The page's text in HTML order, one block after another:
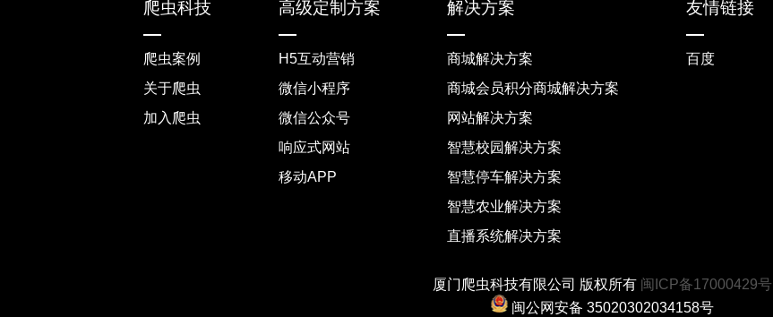
爬虫科技
爬虫案例
关于爬虫
加入爬虫
高级定制方案
H5互动营销
微信小程序
微信公众号
响应式网站
移动APP
解决方案
商城解决方案
商城会员积分商城解决方案
网站解决方案
智慧校园解决方案
智慧停车解决方案
智慧农业解决方案
直播系统解决方案
友情链接
百度
厦门爬虫科技有限公司 版权所有 闽ICP备17000429号
闽公网安备 35020302034158号